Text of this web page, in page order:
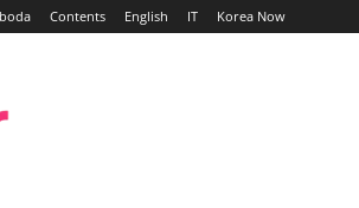
Contents English IT Korea Now